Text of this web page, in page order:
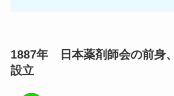
1887年 日本薬剤師会の前身
設立